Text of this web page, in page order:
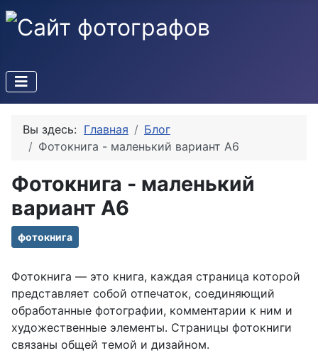
Вы здесь: Главная
Блог
Фотокнига - маленький вариант А6
Фотокнига - маленький
вариант А6
фотокнига
Фотокнига — это книга, каждая страница которой
представляет собой отпечаток, соединяющий
обработанные фотографии, комментарии к ним и
художественные элементы. Страницы фотокниги
связаны общей темой и дизайном.